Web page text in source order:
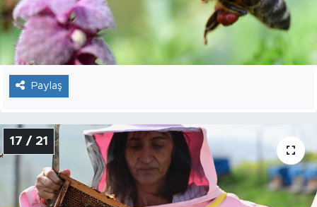
Paylaş
17 / 21